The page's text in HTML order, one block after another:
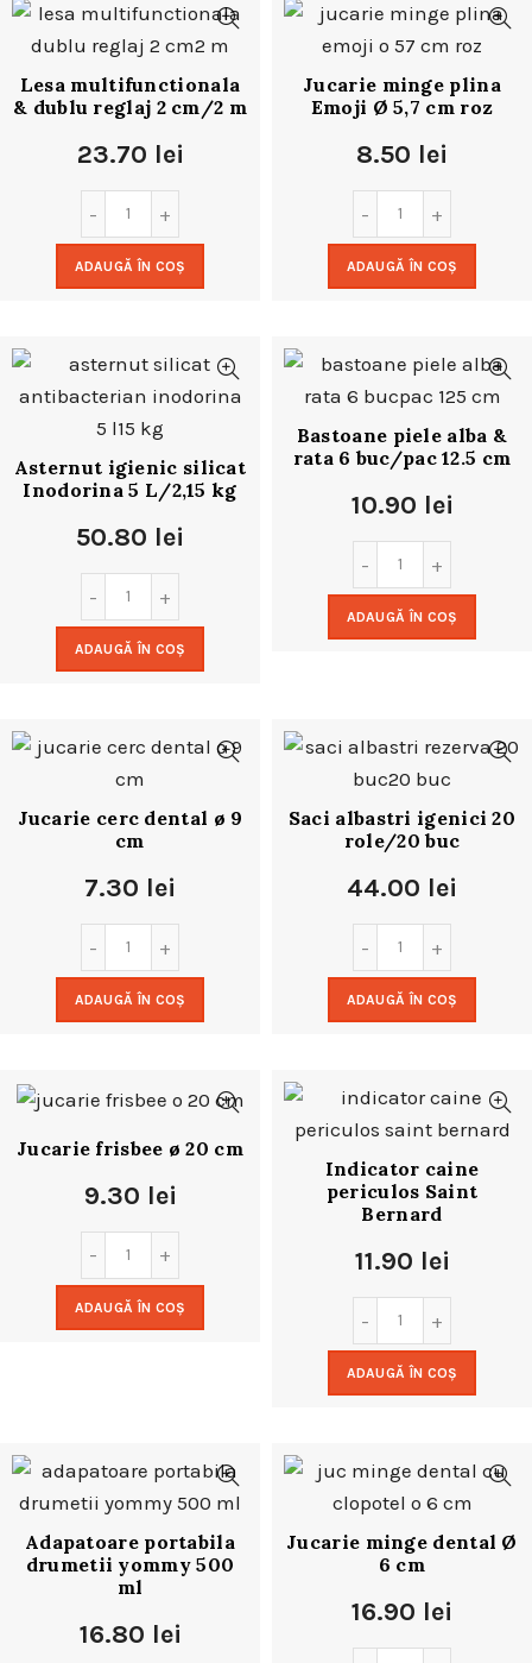
Lesa multifunctionala
& dublu reglaj 2 cm/2 m
23.70 lei
ADAUGĂ ÎN COȘ
Jucarie minge plina
Emoji Ø 5,7 cm roz
8.50 lei
ADAUGĂ ÎN COȘ
Asternut igienic silicat
Inodorina 5 L/2,15 kg
50.80 lei
ADAUGĂ ÎN COȘ
Bastoane piele alba &
rata 6 buc/pac 12.5 cm
10.90 lei
ADAUGĂ ÎN COȘ
Jucarie cerc dental ø 9
cm
7.30 lei
ADAUGĂ ÎN COȘ
Saci albastri igenici 20
role/20 buc
44.00 lei
ADAUGĂ ÎN COȘ
Jucarie frisbee ø 20 cm
9.30 lei
ADAUGĂ ÎN COȘ
Indicator caine
periculos Saint
Bernard
11.90 lei
ADAUGĂ ÎN COȘ
Adapatoare portabila
drumetii yommy 500
ml
16.80 lei
Jucarie minge dental Ø
6 cm
16.90 lei